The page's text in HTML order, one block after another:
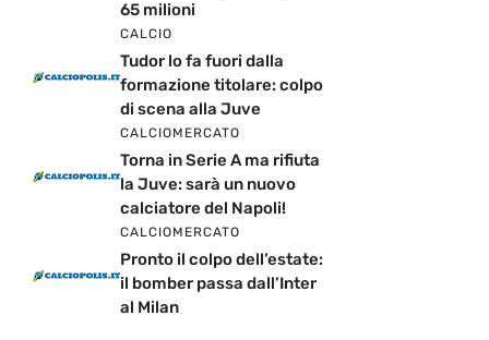
65 milioni
CALCIO
Tudor lo fa fuori dalla
formazione titolare: colpo
di scena alla Juve
CALCIOMERCATO
Torna in Serie A ma rifiuta
la Juve: sarà un nuovo
calciatore del Napoli!
CALCIOMERCATO
Pronto il colpo dell’estate:
il bomber passa dall’Inter
al Milan